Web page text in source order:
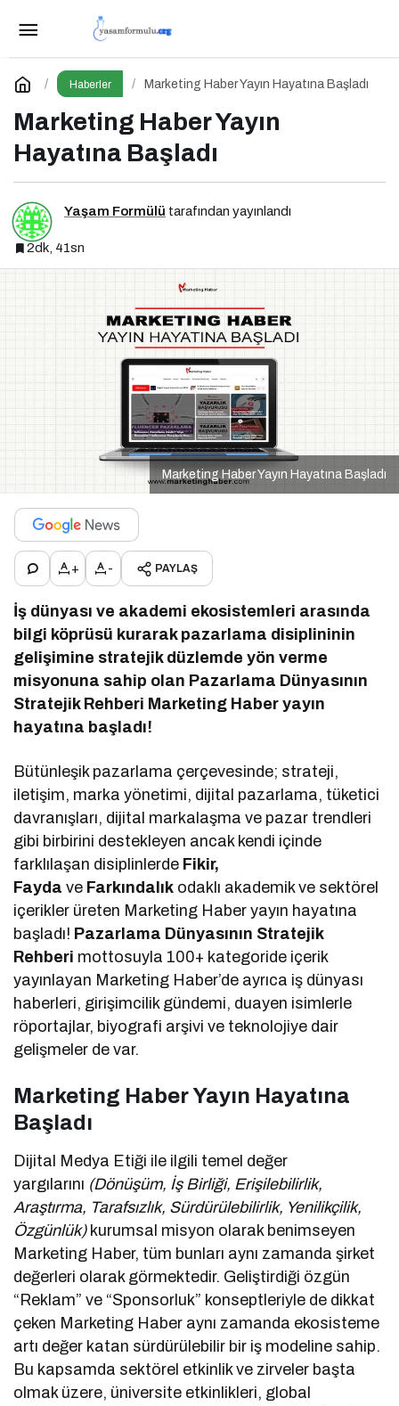
Haberler Marketing Haber Yayın Hayatına Başladı
Marketing Haber Yayın
Hayatına Başladı
Yaşam Formülü tarafından yayınlandı
2dk, 41sn
Marketing Haber Yayın Hayatına Başladı
+ - PAYLAŞ
İş dünyası ve akademi ekosistemleri arasında
bilgi köprüsü kurarak pazarlama disiplininin
gelişimine stratejik düzlemde yön verme
misyonuna sahip olan Pazarlama Dünyasının
Stratejik Rehberi Marketing Haber yayın
hayatına başladı!
Bütünleşik pazarlama çerçevesinde; strateji,
iletişim, marka yönetimi, dijital pazarlama, tüketici
davranışları, dijital markalaşma ve pazar trendleri
gibi birbirini destekleyen ancak kendi içinde
farklılaşan disiplinlerde Fikir,
Fayda ve Farkındalık odaklı akademik ve sektörel
içerikler üreten Marketing Haber yayın hayatına
başladı! Pazarlama Dünyasının Stratejik
Rehberi mottosuyla 100+ kategoride içerik
yayınlayan Marketing Haber’de ayrıca iş dünyası
haberleri, girişimcilik gündemi, duayen isimlerle
röportajlar, biyografi arşivi ve teknolojiye dair
gelişmeler de var.
Marketing Haber Yayın Hayatına
Başladı
Dijital Medya Etiği ile ilgili temel değer
yargılarını (Dönüşüm, İş Birliği, Erişilebilirlik,
Araştırma, Tarafsızlık, Sürdürülebilirlik, Yenilikçilik,
Özgünlük)kurumsal misyon olarak benimseyen
Marketing Haber, tüm bunları aynı zamanda şirket
değerleri olarak görmektedir. Geliştirdiği özgün
“Reklam” ve “Sponsorluk” konseptleriyle de dikkat
çeken Marketing Haber aynı zamanda ekosisteme
artı değer katan sürdürülebilir bir iş modeline sahip.
Bu kapsamda sektörel etkinlik ve zirveler başta
olmak üzere, üniversite etkinlikleri, global
Tufan Değirmenci, Fethiye’de Kritik Maça
Çıkıyor
Yorum Yap